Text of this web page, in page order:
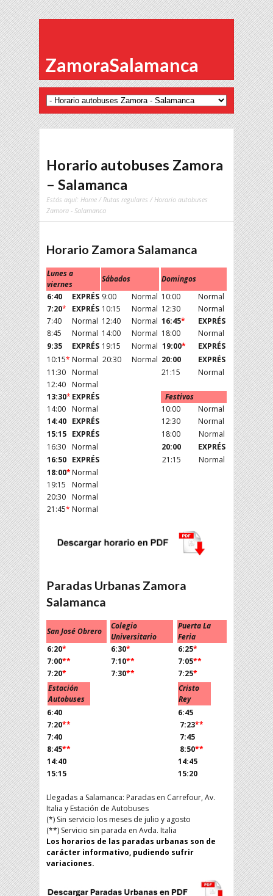
ZamoraSalamanca
Horario autobuses Zamora
– Salamanca
Estás aquí: Home /Rutas regulares / Horario autobuses
Zamora - Salamanca
Horario Zamora Salamanca
Lunes a
viernes
Sábados
Domingos
6:40
EXPRÉS 9:00 Normal 10:00
Normal
7:20* EXPRÉS 10:15 Normal 12:30
Normal
7:40
Normal 12:40 Normal 16:45*
EXPRÉS
8:45
Normal 14:00 Normal 18:00
Normal
9:35
EXPRÉS 19:15 Normal 19:00*
EXPRÉS
10:15* Normal 20:30 Normal 20:00
EXPRÉS
11:30
Normal 21:15
Normal
12:40
Normal
13:30* EXPRÉS
Festivos
14:00
Normal 10:00
Normal
14:40 EXPRÉS 12:30
Normal
15:15 EXPRÉS 18:00
Normal
16:30
Normal 20:00
EXPRÉS
16:50 EXPRÉS 21:15
Normal
18:00*Normal
19:15
Normal
20:30
Normal
21:45* Normal
Paradas Urbanas Zamora
Salamanca
San José Obrero
Colegio
Universitario
Puerta La
Feria
6:20* 6:30* 6:25*
7:00** 7:10** 7:05**
7:20* 7:30** 7:25*
Estación
Autobuses
Cristo
Rey
6:40
6:45
7:20** 7:23**
7:40
7:45
8:45** 8:50**
14:40
14:45
15:15
15:20
Llegadas a Salamanca: Paradas en Carrefour, Av.
Italia y Estación de Autobuses
(*) Sin servicio los meses de julio y agosto
(**) Servicio sin parada en Avda. Italia
Los horarios de las paradas urbanas son de
carácter informativo, pudiendo sufrir
variaciones.